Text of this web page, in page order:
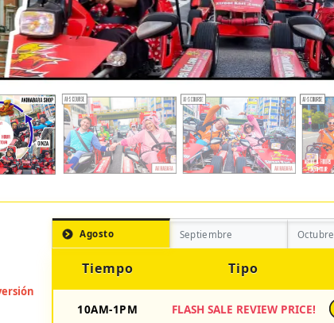
Agosto Septiembre Octubre
Tiempo Tipo
10AM-1PM FLASH SALE REVIEW PRICE!